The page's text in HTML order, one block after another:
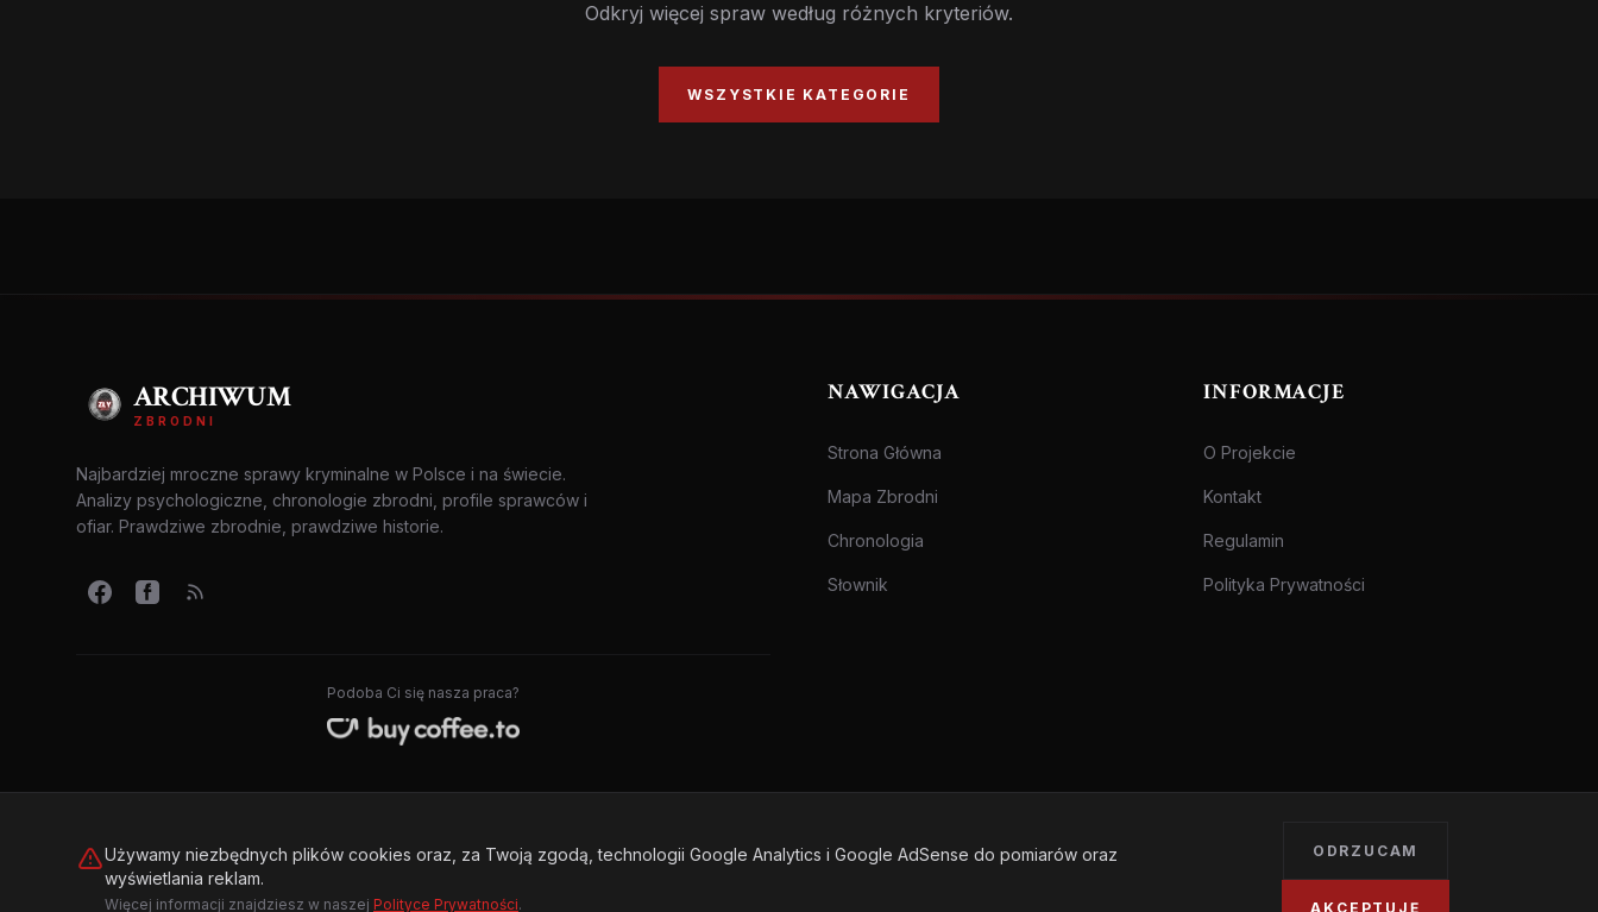
Odkryj więcej spraw według różnych kryteriów.
WSZYSTKIE KATEGORIE
ARCHIWUM
ZBRODNI
Najbardziej mroczne sprawy kryminalne w Polsce i na świecie.
Analizy psychologiczne, chronologie zbrodni, profile sprawców i
ofiar. Prawdziwe zbrodnie, prawdziwe historie.
Podoba Ci się nasza praca?
NAWIGACJA
Strona Główna
Mapa Zbrodni
Chronologia
Słownik
INFORMACJE
O Projekcie
Kontakt
Regulamin
Polityka Prywatności
© 2026 Archiwum Zbrodni - zly.com.pl. Wszelkie prawa zastrzeżone. Treści przeznaczone dla osób pełnoletnich.
Używamy niezbędnych plików cookies oraz, za Twoją zgodą, technologii Google Analytics i Google AdSense do pomiarów oraz
wyświetlania reklam.
Więcej informacji znajdziesz w naszej Polityce Prywatności.
ODRZUCAM
AKCEPTUJĘ